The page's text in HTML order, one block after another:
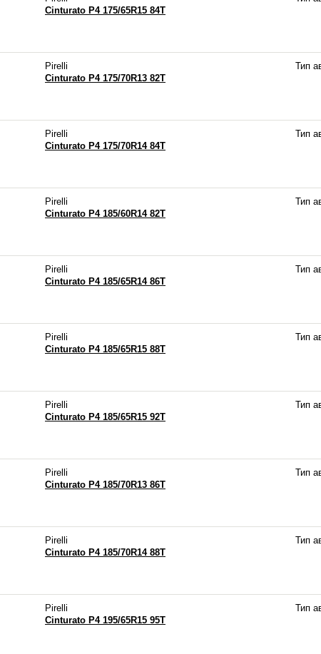
Cinturato P4 175/65R15 84T
Pirelli
Cinturato P4 175/70R13 82T
Тип
Pirelli
Cinturato P4 175/70R14 84T
Тип
Pirelli
Cinturato P4 185/60R14 82T
Тип
Pirelli
Cinturato P4 185/65R14 86T
Тип
Pirelli
Cinturato P4 185/65R15 88T
Тип
Pirelli
Cinturato P4 185/65R15 92T
Тип
Pirelli
Cinturato P4 185/70R13 86T
Тип
Pirelli
Cinturato P4 185/70R14 88T
Тип
Pirelli
Cinturato P4 195/65R15 95T
Тип